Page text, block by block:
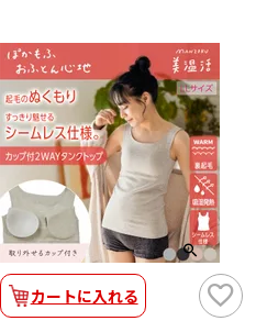
カートに入れる